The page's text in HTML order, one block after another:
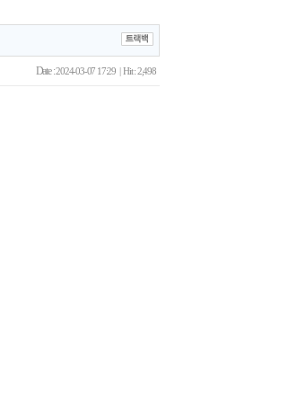
Date :2024-03-07 17:29 | Hit : 2,498